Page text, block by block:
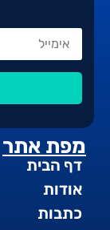
מפת אתר
דף הבית
אודות
כתבות